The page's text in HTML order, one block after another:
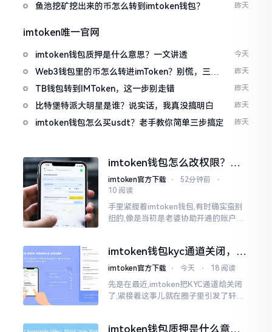
鱼池挖矿挖出来的币怎么转到imtoken钱包？ 昨天
imtoken唯一官网
imtoken钱包质押是什么意思？一文讲透 今天
Web3钱包里的币怎么转进imToken？别慌，三步
搞定
昨天
TB钱包转到IMToken，这一步别走错 昨天
比特堡特派大明星是谁？说实话，我真没搞明白 昨天
imtoken钱包怎么买usdt？老手教你简单三步搞定 昨天
imtoken钱包怎么改权限？老
用户手把手教你换主人
imtoken官方下载 ⋅ 52分钟前
⋅
10 阅读
手里紧握着imtoken钱包,有时确实蛮别
扭的,像是当初是老婆协助开通的账户呢,
imtoken钱包kyc通道关闭，你
的资产咋办？
imtoken官方下载 ⋅ 今天 ⋅ 18 阅读
先是在最近,imtoken把KYC通道给关闭
了,紧接着这事儿就在圈子里引发了轩然
imtoken钱包质押是什么意